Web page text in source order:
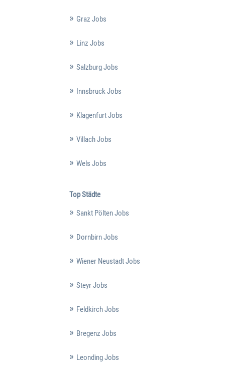
Graz Jobs
Linz Jobs
Salzburg Jobs
Innsbruck Jobs
Klagenfurt Jobs
Villach Jobs
Wels Jobs
Top Städte
Sankt Pölten Jobs
Dornbirn Jobs
Wiener Neustadt Jobs
Steyr Jobs
Feldkirch Jobs
Bregenz Jobs
Leonding Jobs